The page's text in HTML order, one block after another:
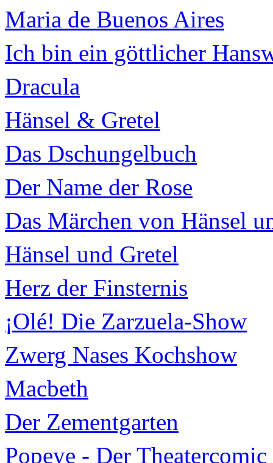
Maria de Buenos Aires
Ich bin ein göttlicher
Dracula
Hänsel & Gretel
Das Dschungelbuch
Der Name der Rose
Das Märchen von Hänsel
Hänsel und Gretel
Herz der Finsternis
¡Olé! Die Zarzuela-Show
Zwerg Nases Kochshow
Macbeth
Der Zementgarten
Popeye - Der Theatercomic